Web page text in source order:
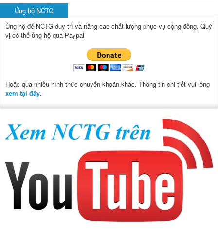
Ủng hộ NCTG
Ủng hộ để NCTG duy trì và nâng cao chất lượng phục vụ cộng đồng. Quý
vị có thể ủng hộ qua Paypal
Hoặc qua nhiều hình thức chuyển khoản.khác. Thông tin chi tiết vui lòng
xem tại đây.